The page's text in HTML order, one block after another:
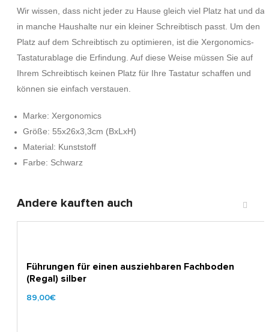
Wir wissen, dass nicht jeder zu Hause gleich viel Platz hat und
in manche Haushalte nur ein kleiner Schreibtisch passt. Um den
Platz auf dem Schreibtisch zu optimieren, ist die Xergonomics-
Tastaturablage die Erfindung. Auf diese Weise müssen Sie auf
Ihrem Schreibtisch keinen Platz für Ihre Tastatur schaffen und
können sie einfach verstauen.
Marke: Xergonomics
Größe: 55x26x3,3cm (BxLxH)
Material: Kunststoff
Farbe: Schwarz
Andere kauften auch
Führungen für einen ausziehbaren Fachboden
(Regal) silber
89,00€